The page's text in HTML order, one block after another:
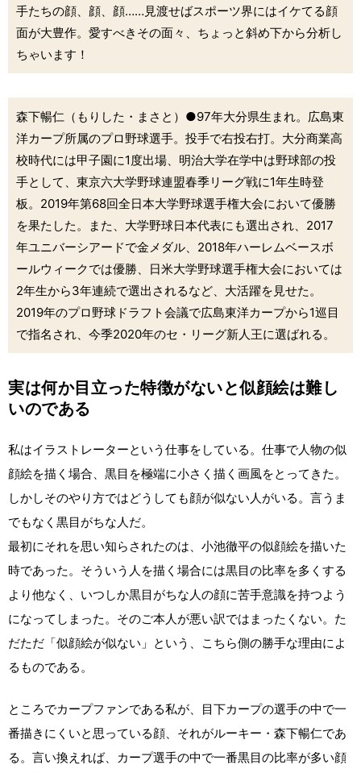
手たちの顔、顔、顔……見渡せばスポーツ界にはイケてる顔
面が大豊作。愛すべきその面々、ちょっと斜め下から分析し
ちゃいます！
森下暢仁（もりした・まさと）●97年大分県生まれ。広島東
洋カープ所属のプロ野球選手。投手で右投右打。大分商業高
校時代には甲子園に1度出場、明治大学在学中は野球部の投
手として、東京六大学野球連盟春季リーグ戦に1年生時登
板。2019年第68回全日本大学野球選手権大会において優勝
を果たした。また、大学野球日本代表にも選出され、2017
年ユニバーシアードで金メダル、2018年ハーレムベースボ
ールウィークでは優勝、日米大学野球選手権大会においては
2年生から3年連続で選出されるなど、大活躍を見せた。
2019年のプロ野球ドラフト会議で広島東洋カープから1巡目
で指名され、今季2020年のセ・リーグ新人王に選ばれる。
実は何か目立った特徴がないと似顔絵は難し
いのである
私はイラストレーターという仕事をしている。仕事で人物の似
顔絵を描く場合、黒目を極端に小さく描く画風をとってきた。
しかしそのやり方ではどうしても顔が似ない人がいる。言うま
でもなく黒目がちな人だ。
最初にそれを思い知らされたのは、小池徹平の似顔絵を描いた
時であった。そういう人を描く場合には黒目の比率を多くする
より他なく、いつしか黒目がちな人の顔に苦手意識を持つよう
になってしまった。そのご本人が悪い訳ではまったくない。た
だただ「似顔絵が似ない」という、こちら側の勝手な理由によ
るものである。
ところでカープファンである私が、目下カープの選手の中で一
番描きにくいと思っている顔、それがルーキー・森下暢仁であ
る。言い換えれば、カープ選手の中で一番黒目の比率が多い顔